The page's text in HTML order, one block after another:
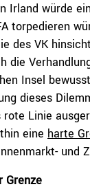
Irland würde
torpedieren
des VK
die
Insel
dieses
Linie
eine harte
und
Grenze